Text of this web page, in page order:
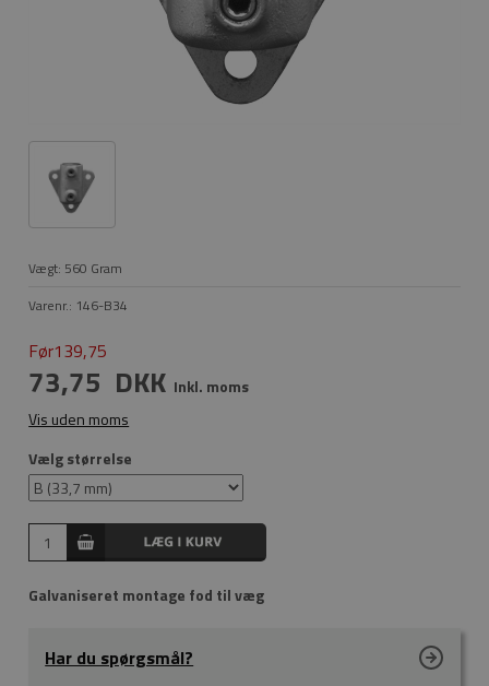
Vægt: 560 Gram
Varenr.: 146-B34
Før139,75
73,75 DKK Inkl. moms
Vis uden moms
Vælg størrelse
Galvaniseret montage fod til væg
Har du spørgsmål?